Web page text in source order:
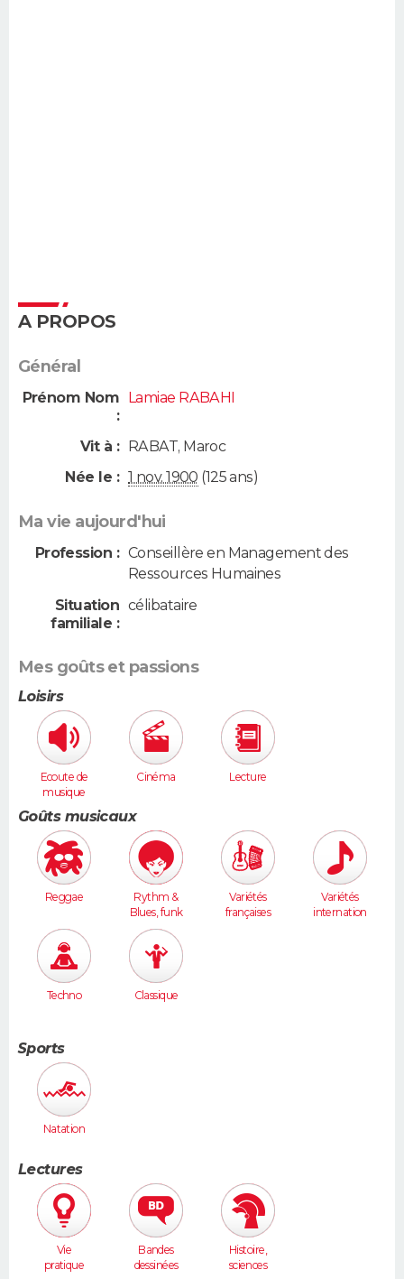
A PROPOS
Général
Prénom Nom
:
Lamiae RABAHI
Vit à : RABAT, Maroc
Née le : 1 nov. 1900 (125 ans)
Ma vie aujourd'hui
Profession : Conseillère en Management des
Ressources Humaines
Situation
familiale :
célibataire
Mes goûts et passions
Loisirs
Ecoute de
musique
Cinéma Lecture
Goûts musicaux
Reggae
Rythm &
Blues, funk
Variétés
françaises
Variétés
internation
Techno Classique
Sports
Natation
Lectures
Vie
pratique
Bandes
dessinées
Histoire,
sciences